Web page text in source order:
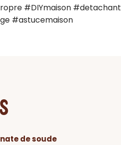
#DIYmaison #detachant
#astucemaison
de soude